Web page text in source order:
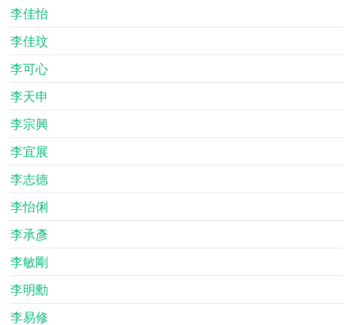
李佳怡
李佳玟
李可心
李天申
李宗興
李宜展
李志德
李怡俐
李承彥
李敏剛
李明勳
李易修